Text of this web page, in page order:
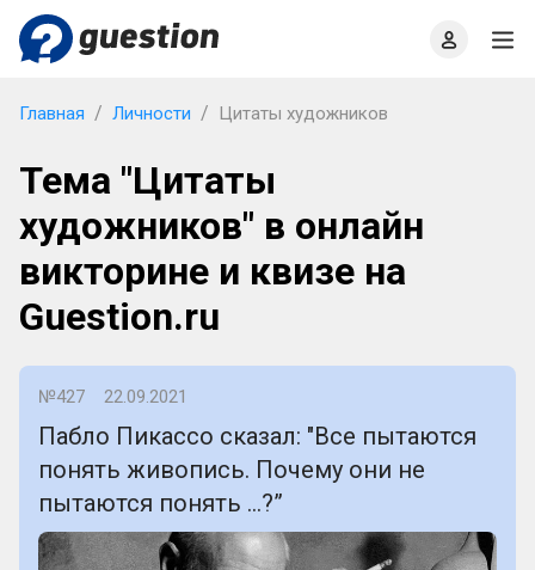
Главная Личности Цитаты художников
Тема "Цитаты
художников" в онлайн
викторине и квизе на
Guestion.ru
№427 22.09.2021
Пабло Пикассо сказал: "Все пытаются
понять живопись. Почему они не
пытаются понять …?”